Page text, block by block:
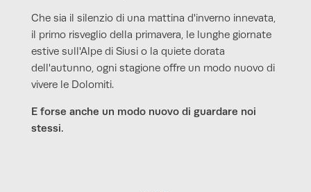
Che sia il silenzio di una mattina d'inverno innevata,
il primo risveglio della primavera, le lunghe giornate
estive sull'Alpe di Siusi o la quiete dorata
dell'autunno, ogni stagione offre un modo nuovo di
vivere le Dolomiti.
E forse anche un modo nuovo di guardare noi
stessi.